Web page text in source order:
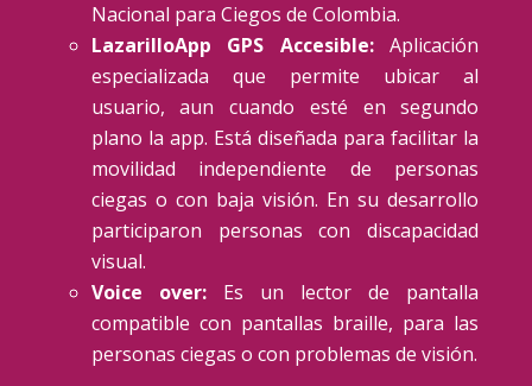
Nacional para Ciegos de Colombia.
LazarilloApp GPS Accesible:Aplicación
especializada que permite ubicar al
usuario, aun cuando esté en segundo
plano la app. Está diseñada para facilitar la
movilidad independiente de personas
ciegas o con baja visión. En su desarrollo
participaron personas con discapacidad
visual.
Voice over: Es un lector de pantalla
compatible con pantallas braille, para las
personas ciegas o con problemas de visión.